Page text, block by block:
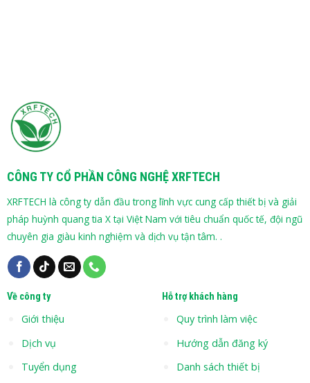
CÔNG TY CỔ PHẦN CÔNG NGHỆ XRFTECH
XRFTECH là công ty dẫn đầu trong lĩnh vực cung cấp thiết bị và giải
pháp huỳnh quang tia X tại Việt Nam với tiêu chuẩn quốc tế, đội ngũ
chuyên gia giàu kinh nghiệm và dịch vụ tận tâm. .
Về công ty
Giới thiệu
Dịch vụ
Tuyển dụng
Hỗ trợ khách hàng
Quy trình làm việc
Hướng dẫn đăng ký
Danh sách thiết bị